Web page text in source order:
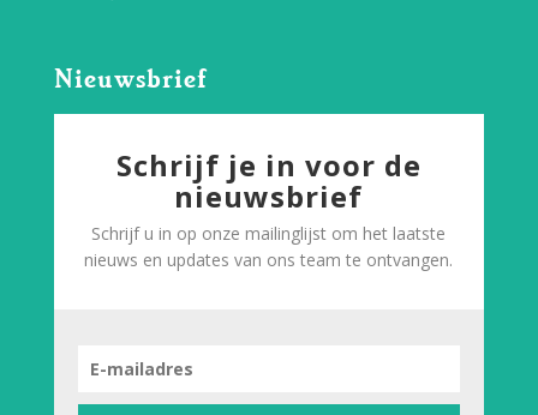
Nieuwsbrief
Schrijf je in voor de
nieuwsbrief
Schrijf u in op onze mailinglijst om het laatste
nieuws en updates van ons team te ontvangen.